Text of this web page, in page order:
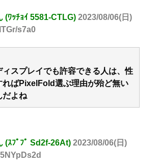
(ﾜｯﾁｮｲ 5581-CTLG) 2023/08/06(日)
s7a0
ィスプレイでも許容できる人は、性
ればPixelFold選ぶ理由が殆ど無い
だよね
(ｽﾌﾟﾌﾟ Sd2f-26At) 2023/08/06(日)